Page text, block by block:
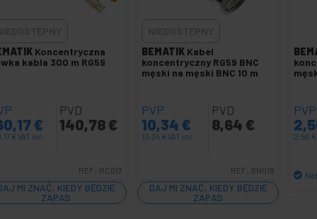
Koncentryczna
kabla 300 m RG59
€
€VAT inc.
PVD
140,78 €
REF: RC013
MI ZNAĆ, KIEDY BĘDZIE
ZAPAS
BEMATIK Kabel
koncentryczny RG59 BNC
męski na męski BNC 10 m
PVP
10,34 €
10,34 €VAT inc.
PVD
8,64 €
REF: BN018
DAJ MI ZNAĆ, KIEDY BĘDZIE
ZAPAS
PVP
2,50 €